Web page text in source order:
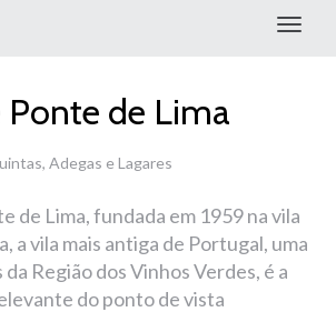
Ponte de Lima
Adegas e Lagares
de Lima, fundada em 1959 na vila
a vila mais antiga de Portugal, uma
Região dos Vinhos Verdes, é a
do ponto de vista